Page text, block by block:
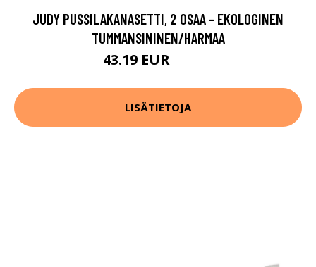
JUDY PUSSILAKANASETTI, 2 OSAA - EKOLOGINEN
TUMMANSININEN/HARMAA
43.19 EUR
LISÄTIETOJA